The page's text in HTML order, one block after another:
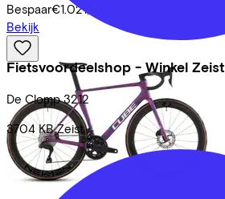
Fietsvoordeelshop - Winkel Zeist
De Clomp 3212
3704 KB Zeist
Bespaar€1.021,87
Bekijk